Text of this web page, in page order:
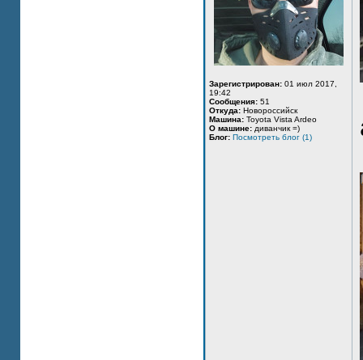
Зарегистрирован: 01 июл 2017,
19:42
Сообщения: 51
Откуда: Новороссийск
Машина: Toyota Vista Ardeo
О машине: диванчик =)
Блог: Посмотреть блог (1)